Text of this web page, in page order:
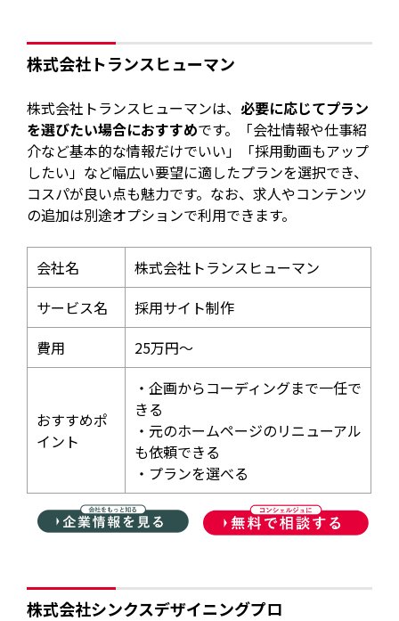
株式会社トランスヒューマン
株式会社トランスヒューマンは、必要に応じてプラン
を選びたい場合におすすめです。「会社情報や仕事紹
介など基本的な情報だけでいい」「採用動画もアップ
したい」など幅広い要望に適したプランを選択でき、
コスパが良い点も魅力です。なお、求人やコンテンツ
の追加は別途オプションで利用できます。
会社名
株式会社トランスヒューマン
サービス名
採用サイト制作
費用
25万円～
おすすめポ
イント
・企画からコーディングまで一任で
きる
・元のホームページのリニューアル
も依頼できる
・プランを選べる
株式会社シンクスデザイニングプロ